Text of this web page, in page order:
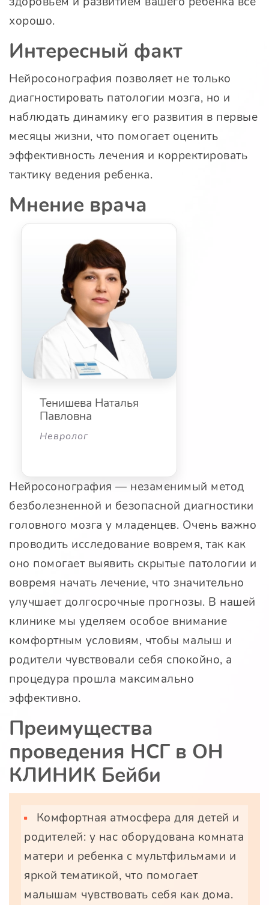
хорошо.
Интересный факт
Нейросонография позволяет не только
диагностировать патологии мозга, но и
наблюдать динамику его развития в первые
месяцы жизни, что помогает оценить
эффективность лечения и корректировать
тактику ведения ребенка.
Мнение врача
Тенишева Наталья
Павловна
Невролог
Нейросонография — незаменимый метод
безболезненной и безопасной диагностики
головного мозга у младенцев. Очень важно
проводить исследование вовремя, так как
оно помогает выявить скрытые патологии и
вовремя начать лечение, что значительно
улучшает долгосрочные прогнозы. В нашей
клинике мы уделяем особое внимание
комфортным условиям, чтобы малыш и
родители чувствовали себя спокойно, а
процедура прошла максимально
эффективно.
Преимущества
проведения НСГ в ОН
КЛИНИК Бейби
Комфортная атмосфера для детей и
родителей: у нас оборудована комната
матери и ребенка с мультфильмами и
яркой тематикой, что помогает
малышам чувствовать себя как дома.